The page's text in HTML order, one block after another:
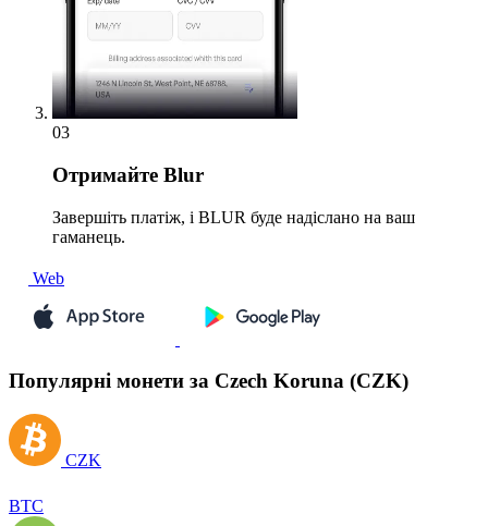
03
Отримайте Blur
Завершіть платіж, і BLUR буде надіслано на ваш
гаманець.
Web
Популярні монети за Czech Koruna (CZK)
CZK
BTC